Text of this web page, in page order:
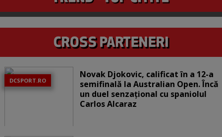
DCSPORT.RO
Novak Djokovic, calificat în a 12-a
semifinală la Australian Open. Încă
un duel senzațional cu spaniolul
Carlos Alcaraz